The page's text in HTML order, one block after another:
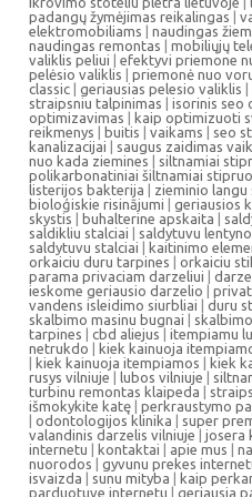
padangų žymėjimas reikalingas |
elektromobiliams | naudingas
naudingas remontas | mobiliųjų
valiklis peliui | efektyvi priemone
pelėsio valiklis | priemonė nuo
classic | geriausias pelesio valiklis |
straipsniu talpinimas | isorinis seo
optimizavimas | kaip optimizuoti
reikmenys | buitis | vaikams | seo
kanalizacijai | saugus zaidimas
nuo kada ziemines | siltnamiai
polikarbonatiniai šiltnamiai
listerijos bakterija | zieminio langu
bioloģiskie risinājumi | geriausios
skystis | buhalterine apskaita |
saldikliu stalciai | saldytuvu
saldytuvu stalciai | kaitinimo
orkaiciu duru tarpines | orkaiciu
parama privaciam darzeliui |
ieskome geriausio darzelio |
vandens isleidimo siurbliai | duru
skalbimo masinu bugnai |
tarpines | cbd aliejus | itempiamu
netrukdo | kiek kainuoja
| kiek kainuoja itempiamos | kiek
rusys vilniuje | lubos vilniuje |
turbinu remontas klaipeda |
išmokykite katę | perkraustymo
| odontologijos klinika | super
valandinis darzelis vilniuje | josera
internetu | kontaktai | apie mus |
nuorodos | gyvunu prekes
isvaizda | sunu mityba | kaip
parduotuve internetu | geriausia